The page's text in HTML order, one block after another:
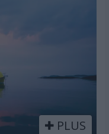
PLUS